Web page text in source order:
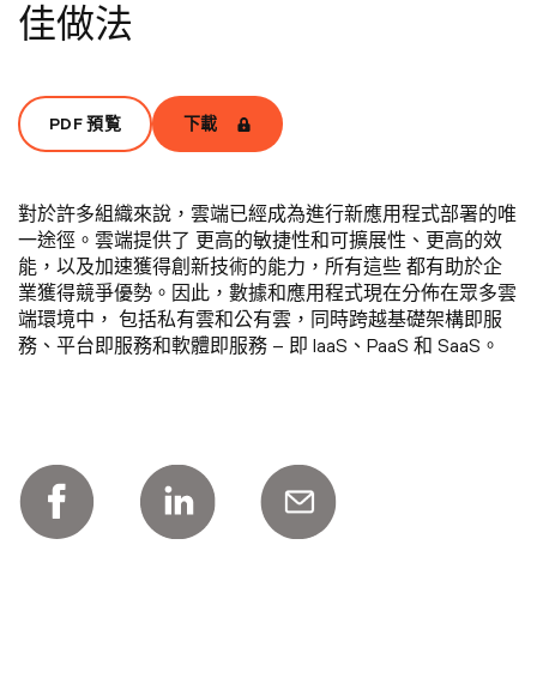
佳做法
PDF 預覧 下載
對於許多組織來說，雲端已經成為進行新應用程式部署的唯
一途徑。雲端提供了 更高的敏捷性和可擴展性、更高的效
能，以及加速獲得創新技術的能力，所有這些 都有助於企
業獲得競爭優勢。因此，數據和應用程式現在分佈在眾多雲
端環境中， 包括私有雲和公有雲，同時跨越基礎架構即服
務、平台即服務和軟體即服務 – 即 IaaS、PaaS 和 SaaS。